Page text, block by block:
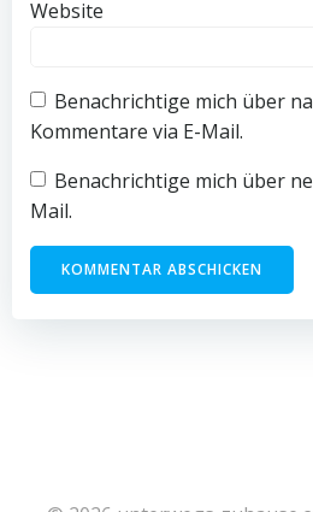
Website
Benachrichtige mich über
Kommentare via E-Mail.
Benachrichtige mich über
Mail.